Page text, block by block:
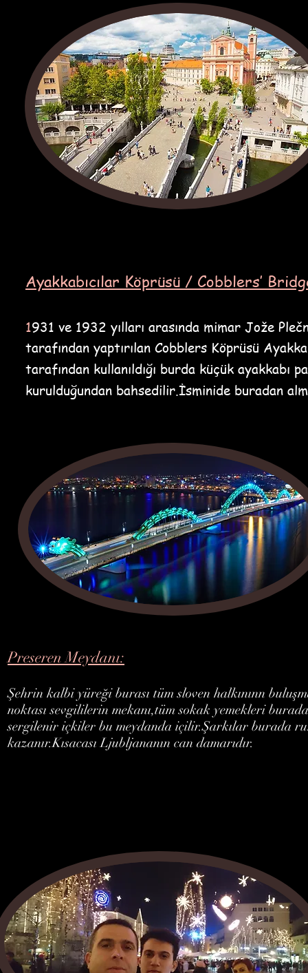
Ayakkabıcılar Köprüsü / Cobblers’
1931 ve 1932 yılları arasında mimar Jože
tarafından yaptırılan Cobblers Köprüsü
tarafından kullanıldığı burda küçük ayakkabı
kurulduğundan bahsedilir.İsminide buradan
Preseren Meydanı:
Şehrin kalbi yüreği burası tüm sloven halkınınn
noktası sevgililerin mekanı,tüm sokak yemekleri burada
sergilenir içkiler bu meydanda içilir.Şarkılar burada
kazanır.Kısacası Ljubljananın can damarıdır.